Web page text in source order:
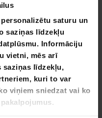
saturu un
saziņas līdzekļu
Informāciju
vietni, mēs arī
saziņas līdzekļu,
kuri to var
viņiem sniedzat vai ko
€